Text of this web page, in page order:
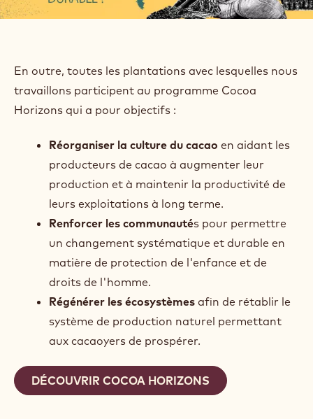
En outre, toutes les plantations avec lesquelles nous
travaillons participent au programme Cocoa
Horizons qui a pour objectifs :
Réorganiser la culture du cacao en aidant les
producteurs de cacao à augmenter leur
production et à maintenir la productivité de
leurs exploitations à long terme.
Renforcer les communautés pour permettre
un changement systématique et durable en
matière de protection de l'enfance et de
droits de l'homme.
Régénérer les écosystèmes afin de rétablir le
système de production naturel permettant
aux cacaoyers de prospérer.
DÉCOUVRIR COCOA HORIZONS